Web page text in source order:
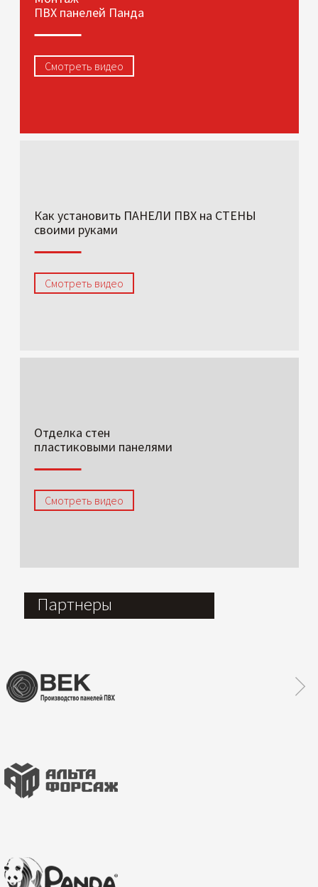
ПВХ панелей Панда
Смотреть видео
Как установить ПАНЕЛИ ПВХ на СТЕНЫ
своими руками
Смотреть видео
Отделка стен
пластиковыми панелями
Смотреть видео
Партнеры